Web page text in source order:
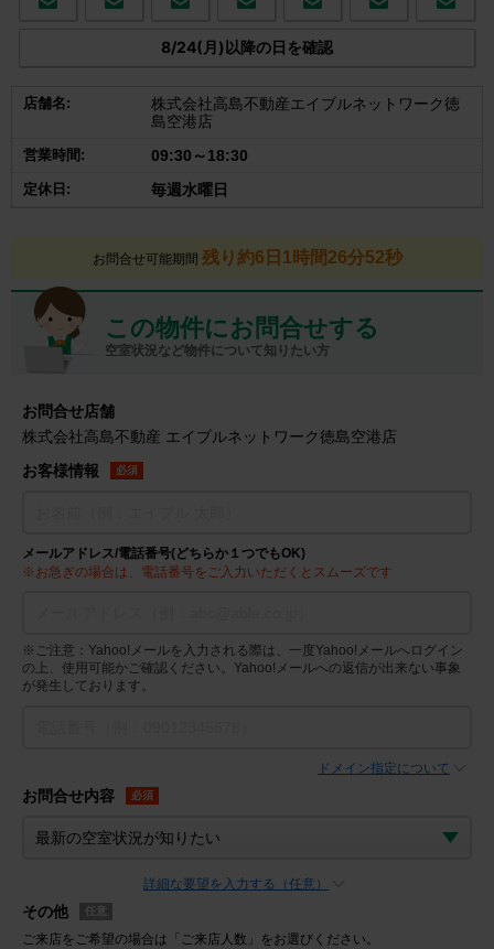
8/24(月)以降の日を確認
店舗名:
株式会社高島不動産エイブルネットワーク徳
島空港店
営業時間: 09:30～18:30
定休日: 毎週水曜日
お問合せ可能期間 残り約6日1時間26分51秒
この物件にお問合せする
空室状況など物件について知りたい方
お問合せ店舗
株式会社高島不動産 エイブルネットワーク徳島空港店
お客様情報
必須
メールアドレス/電話番号(どちらか１つでもOK)
※お急ぎの場合は、電話番号をご入力いただくとスムーズです
※ご注意：Yahoo!メールを入力される際は、一度Yahoo!メールへログイン
の上、使用可能かご確認ください。Yahoo!メールへの返信が出来ない事象
が発生しております。
ドメイン指定について
お問合せ内容 必須
詳細な要望を入力する（任意）
その他 任意
ご来店をご希望の場合は「ご来店人数」をお選びください。